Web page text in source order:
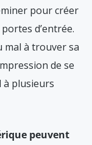
pour créer
d’entrée.
mal à trouver sa
de se
à plusieurs
peuvent